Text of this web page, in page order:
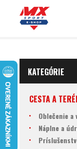
KATEGÓRIE
CESTA A
Oblečenie a
Náplne a